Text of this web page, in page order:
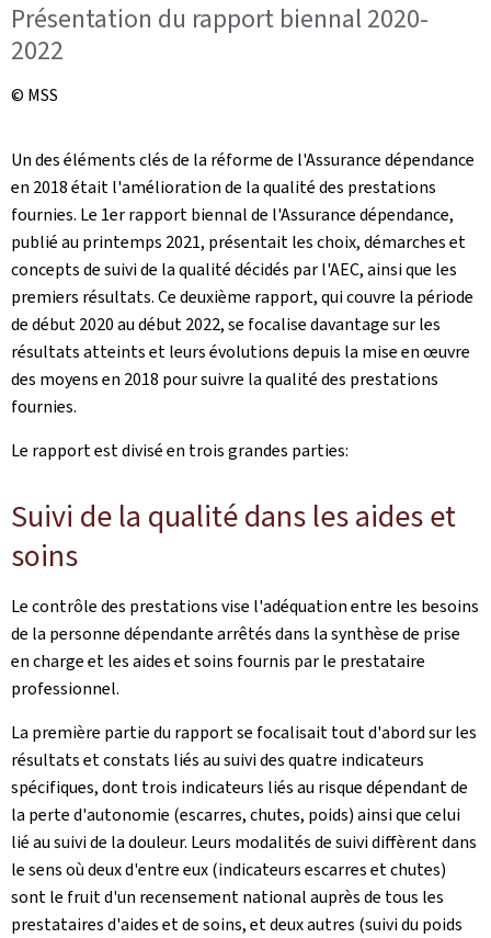
Présentation du rapport biennal 2020-
2022
© MSS
Un des éléments clés de la réforme de l'Assurance dépendance
en 2018 était l'amélioration de la qualité des prestations
fournies. Le 1er rapport biennal de l'Assurance dépendance,
publié au printemps 2021, présentait les choix, démarches et
concepts de suivi de la qualité décidés par l'AEC, ainsi que les
premiers résultats. Ce deuxième rapport, qui couvre la période
de début 2020 au début 2022, se focalise davantage sur les
résultats atteints et leurs évolutions depuis la mise en œuvre
des moyens en 2018 pour suivre la qualité des prestations
fournies.
Le rapport est divisé en trois grandes parties:
Suivi de la qualité dans les aides et
soins
Le contrôle des prestations vise l'adéquation entre les besoins
de la personne dépendante arrêtés dans la synthèse de prise
en charge et les aides et soins fournis par le prestataire
professionnel.
La première partie du rapport se focalisait tout d'abord sur les
résultats et constats liés au suivi des quatre indicateurs
spécifiques, dont trois indicateurs liés au risque dépendant de
la perte d'autonomie (escarres, chutes, poids) ainsi que celui
lié au suivi de la douleur. Leurs modalités de suivi diffèrent dans
le sens où deux d'entre eux (indicateurs escarres et chutes)
sont le fruit d'un recensement national auprès de tous les
prestataires d'aides et de soins, et deux autres (suivi du poids